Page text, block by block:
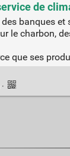
de
banques
le charbon,
que ses
·